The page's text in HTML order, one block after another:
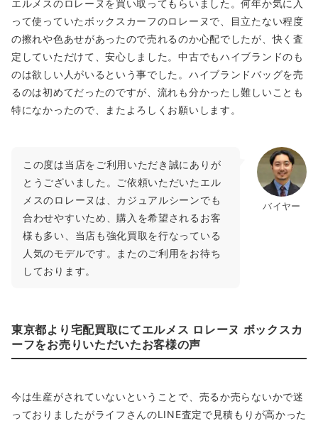
エルメスのロレーヌを買い取ってもらいました。何年か気に入
って使っていたボックスカーフのロレーヌで、目立たない程度
の擦れや色あせがあったので売れるのか心配でしたが、快く査
定していただけて、安心しました。中古でもハイブランドのも
のは欲しい人がいるという事でした。ハイブランドバッグを売
るのは初めてだったのですが、流れも分かったし難しいことも
特になかったので、またよろしくお願いします。
バイヤー
この度は当店をご利用いただき誠にありが
とうございました。ご依頼いただいたエル
メスのロレーヌは、カジュアルシーンでも
合わせやすいため、購入を希望されるお客
様も多い、当店も強化買取を行なっている
人気のモデルです。またのご利用をお待ち
しております。
東京都より宅配買取にてエルメス ロレーヌ ボックスカ
ーフをお売りいただいたお客様の声
今は生産がされていないということで、売るか売らないかで迷
っておりましたがライフさんのLINE査定で見積もりが高かった